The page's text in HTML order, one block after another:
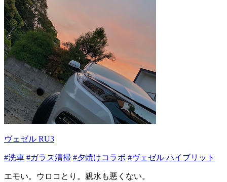
ヴェゼル RU3
#洗車 #ガラス清掃 #夕焼けコラボ #ヴェゼル ハイブリット
エモい。ウロコとり。親水も悪くない。